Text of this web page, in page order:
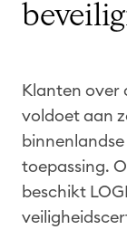
Klanten over
voldoet aan
toepassing.
beschikt